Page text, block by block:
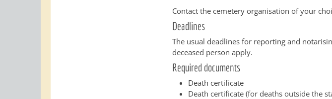
Contact the cemetery organisation of your
Deadlines
The usual deadlines for reporting and
deceased person apply.
Required documents
Death certificate
Death certificate (for deaths outside the